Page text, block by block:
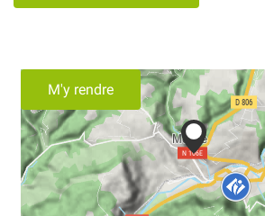
M'y rendre